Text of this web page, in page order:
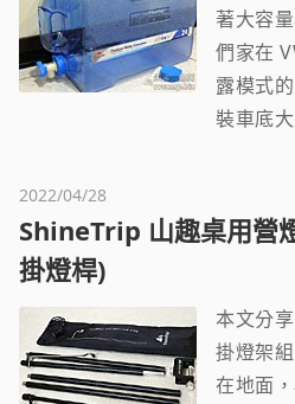
著大容
們家在
露模式
裝車底
2022/04/28
ShineTrip 山趣桌用營
掛燈桿)
本文分
掛燈架
在地面